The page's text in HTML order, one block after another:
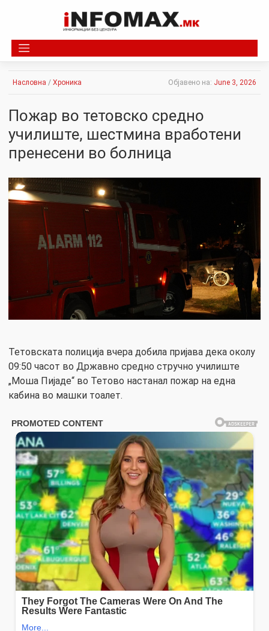
Насловна / Хроника Објавено на: June 3, 2026
Пожар во тетовско средно
училиште, шестмина вработени
пренесени во болница
Тетовската полиција вчера добила пријава дека околу
09:50 часот во Државно средно стручно училиште
„Моша Пијаде“ во Тетово настанал пожар на една
кабина во машки тоалет.